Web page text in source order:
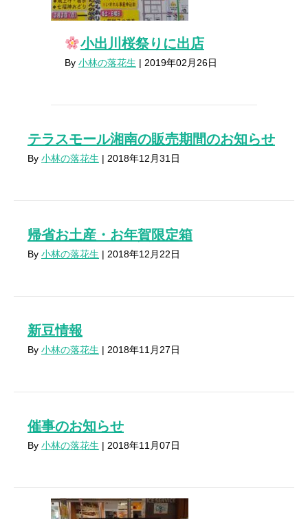
小出川桜祭りに出店
By 小林の落花生 | 2019年02月26日
テラスモール湘南の販売期間のお知らせ
By 小林の落花生 | 2018年12月31日
帰省お土産・お年賀限定箱
By 小林の落花生 | 2018年12月22日
新豆情報
By 小林の落花生 | 2018年11月27日
催事のお知らせ
By 小林の落花生 | 2018年11月07日